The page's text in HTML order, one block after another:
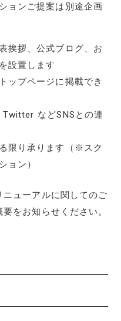
ョンご提案は別途企画
挨拶、公式ブログ、お
設置します
ップページに掲載でき
などSNSとの連
限り承ります（※スク
ョン）
ューアルに関してのご
をお知らせください。